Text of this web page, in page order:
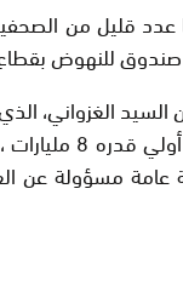
قليل من
للنهوض بقطاع
لتعزيز
مسؤولة عن